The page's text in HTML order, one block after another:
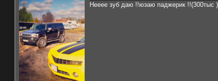
Нееее зуб даю !!юзаю паджерик !!(300тыс )